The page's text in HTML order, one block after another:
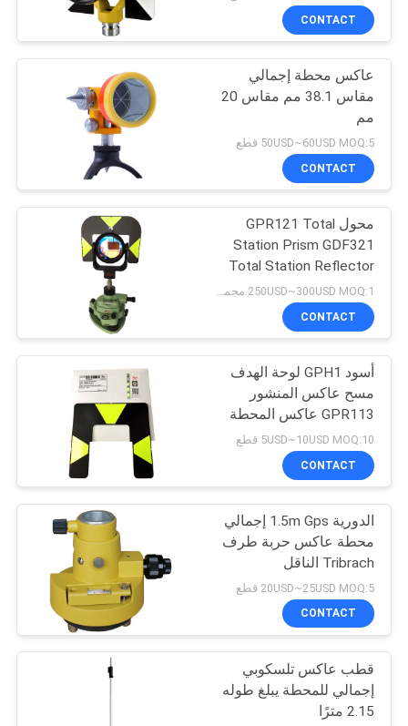
خريطة
الموقع
PRIVACY
POLICY
CONTACT
عاكس محطة إجمالي
مقاس 38.1 مم مقاس 20
مم
50USD~60USD MOQ:5 قطع
CONTACT
محول GPR121 Total
Station Prism GDF321
Total Station Reflector
Carrier
CONTACT
أسود GPH1 لوحة الهدف
مسح عاكس المنشور
GPR113 عاكس المحطة
الكلية
5USD~10USD MOQ:10 قطع
CONTACT
الدورية 1.5m Gps إجمالي
محطة عاكس حربة طرف
Tribrach الناقل
20USD~25USD MOQ:5 قطع
CONTACT
قطب عاكس تلسكوبي
إجمالي للمحطة يبلغ طوله
2.15 مترًا